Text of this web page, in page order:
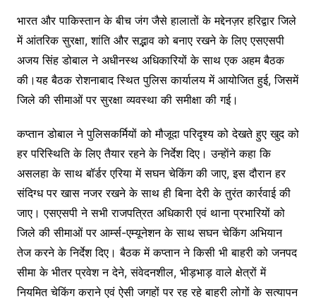
भारत और पाकिस्तान के बीच जंग जैसे हालातों के मद्देनज़र हरिद्वार जिले
में आंतरिक सुरक्षा, शांति और सद्भाव को बनाए रखने के लिए एसएसपी
अजय सिंह डोबाल ने अधीनस्थ अधिकारियों के साथ एक अहम बैठक
की।यह बैठक रोशनाबाद स्थित पुलिस कार्यालय में आयोजित हुई, जिसमें
जिले की सीमाओं पर सुरक्षा व्यवस्था की समीक्षा की गई।
कप्तान डोबाल ने पुलिसकर्मियों को मौजूदा परिदृश्य को देखते हुए खुद को
हर परिस्थिति के लिए तैयार रहने के निर्देश दिए। उन्हाेंने कहा कि
असलहा के साथ बॉर्डर एरिया में सघन चेकिंग की जाए, इस दौरान हर
संदिग्ध पर खास नजर रखने के साथ ही बिना देरी के तुरंत कार्रवाई की
जाए। एसएसपी ने सभी राजपत्रित अधिकारी एवं थाना प्रभारियों को
जिले की सीमाओं पर आर्म्स-एम्यूनेशन के साथ सघन चेकिंग अभियान
तेज करने के निर्देश दिए। बैठक में कप्तान ने किसी भी बाहरी को जनपद
सीमा के भीतर प्रवेश न देने, संवेदनशील, भीड़भाड़ वाले क्षेत्रों में
नियमित चेकिंग कराने एवं ऐसी जगहों पर रह रहे बाहरी लोगों के सत्यापन